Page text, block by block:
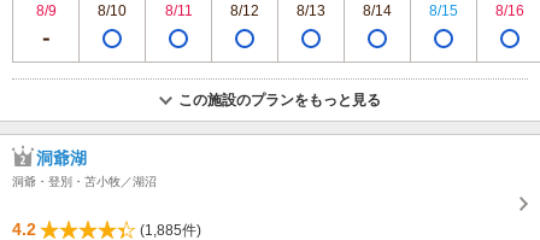
8/9
8/10 8/11 8/12 8/13 8/14 8/15 8/16
この施設のプランをもっと見る
洞爺湖
洞爺・登別・苫小牧／湖沼
4.2
(1,885件)